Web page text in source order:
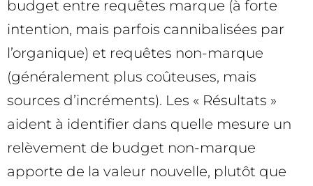
budget entre requêtes marque (à forte
intention, mais parfois cannibalisées par
l’organique) et requêtes non-marque
(généralement plus coûteuses, mais
sources d’incréments). Les « Résultats »
aident à identifier dans quelle mesure un
relèvement de budget non-marque
apporte de la valeur nouvelle, plutôt que